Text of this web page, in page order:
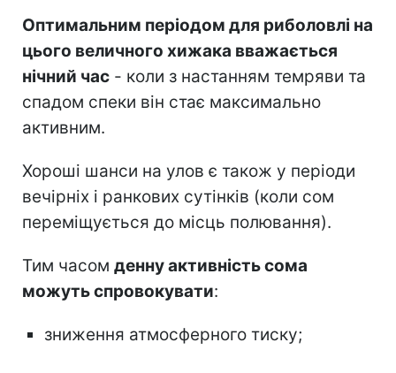
Оптимальним періодом для риболовлі на
цього величного хижака вважається
нічний час - коли з настанням темряви та
спадом спеки він стає максимально
активним.
Хороші шанси на улов є також у періоди
вечірніх і ранкових сутінків (коли сом
переміщується до місць полювання).
Тим часом денну активність сома
можуть спровокувати:
зниження атмосферного тиску;